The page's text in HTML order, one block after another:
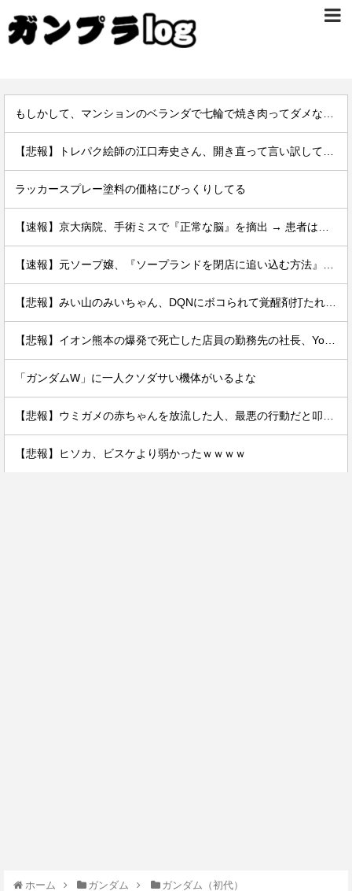
ラッカースプレー塗料の価格にびっくりしてる
「ガンダムW」に一人クソダサい機体がいるよな
【悲報】ヒソカ、ビスケより弱かったｗｗｗｗ
ホーム ガンダム ガンダム（初代）